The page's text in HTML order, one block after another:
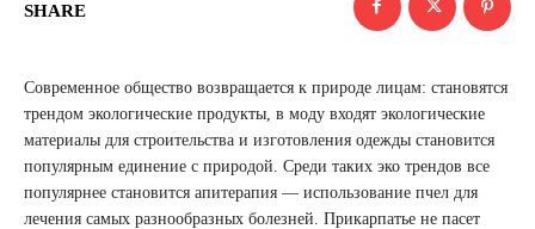
SHARE
Современное общество возвращается к природе лицам: становятся
трендом экологические продукты, в моду входят экологические
материалы для строительства и изготовления одежды становится
популярным единение с природой. Среди таких эко трендов все
популярнее становится апитерапия — использование пчел для
лечения самых разнообразных болезней. Прикарпатье не пасет